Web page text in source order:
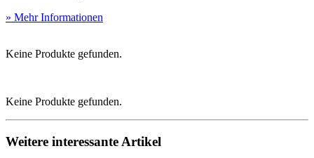
» Mehr Informationen
Keine Produkte gefunden.
Keine Produkte gefunden.
Weitere interessante Artikel